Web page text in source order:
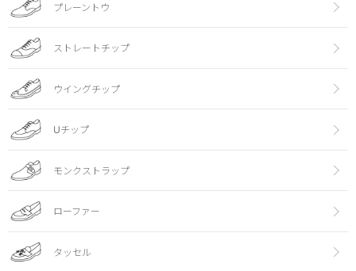
プレーントウ
ストレートチップ
ウイングチップ
Uチップ
モンクストラップ
ローファー
タッセル